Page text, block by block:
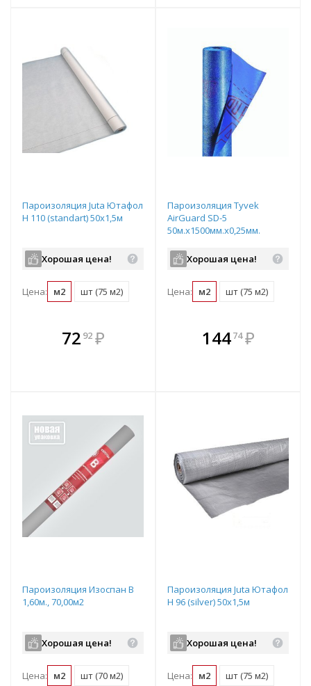
Пароизоляция Juta Ютафол
Н 110 (standart) 50х1,5м
Хорошая цена!
Цена: м2 шт (75 м2)
72 92 ₽
В комплекте
всегда выгоднее!
Пароизоляция Tyvek
AirGuard SD-5
50м.х1500мм.х0,25мм.
Хорошая цена!
Цена: м2 шт (75 м2)
В комплекте
всегда выгоднее!
14474 ₽
Пароизоляция Изоспан B
1,60м., 70,00м2
Хорошая цена!
Цена: м2 шт (70 м2)
Пароизоляция Juta Ютафол
Н 96 (silver) 50х1,5м
Хорошая цена!
Цена: м2 шт (75 м2)